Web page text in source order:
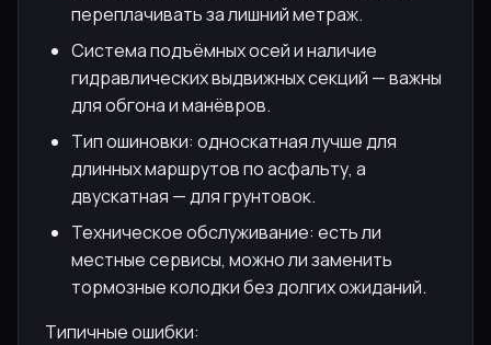
переплачивать за лишний метраж.
Система подъёмных осей и наличие
гидравлических выдвижных секций — важны
для обгона и манёвров.
Тип ошиновки: односкатная лучше для
длинных маршрутов по асфальту, а
двускатная — для грунтовок.
Техническое обслуживание: есть ли
местные сервисы, можно ли заменить
тормозные колодки без долгих ожиданий.
Типичные ошибки: